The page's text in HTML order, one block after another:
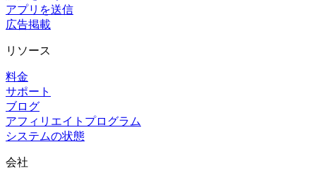
アプリを送信
広告掲載
リソース
料金
サポート
ブログ
アフィリエイトプログラム
システムの状態
会社